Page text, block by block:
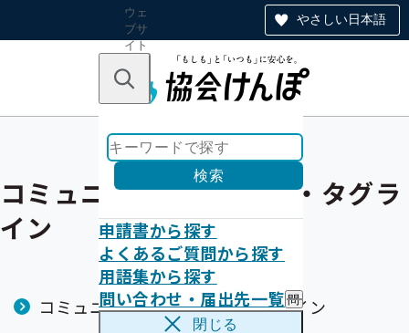
やさしい日本語
ウェ
ブサ
イト
のナ
ン
キーワードで探す
検索
申請書から探す
よくあるご質問から探す
用語集から探す
問い合わせ・届出先一覧 問
い
閉じる
コミュニケーションロゴ・タグラ
イン
コミュニケーションロゴ・タグライン